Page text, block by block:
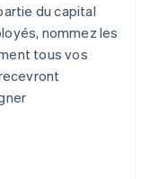
du capital
nommez les
tous vos